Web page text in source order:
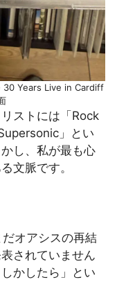
30 Years Live in Cardiff
ストには「Rock
」とい
し、私が最も心
文脈です。
オアシスの再結
されていません
かしたら」とい